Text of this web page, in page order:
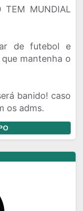
TEM MUNDIAL
de futebol e
mantenha o
banido! caso
os adms.